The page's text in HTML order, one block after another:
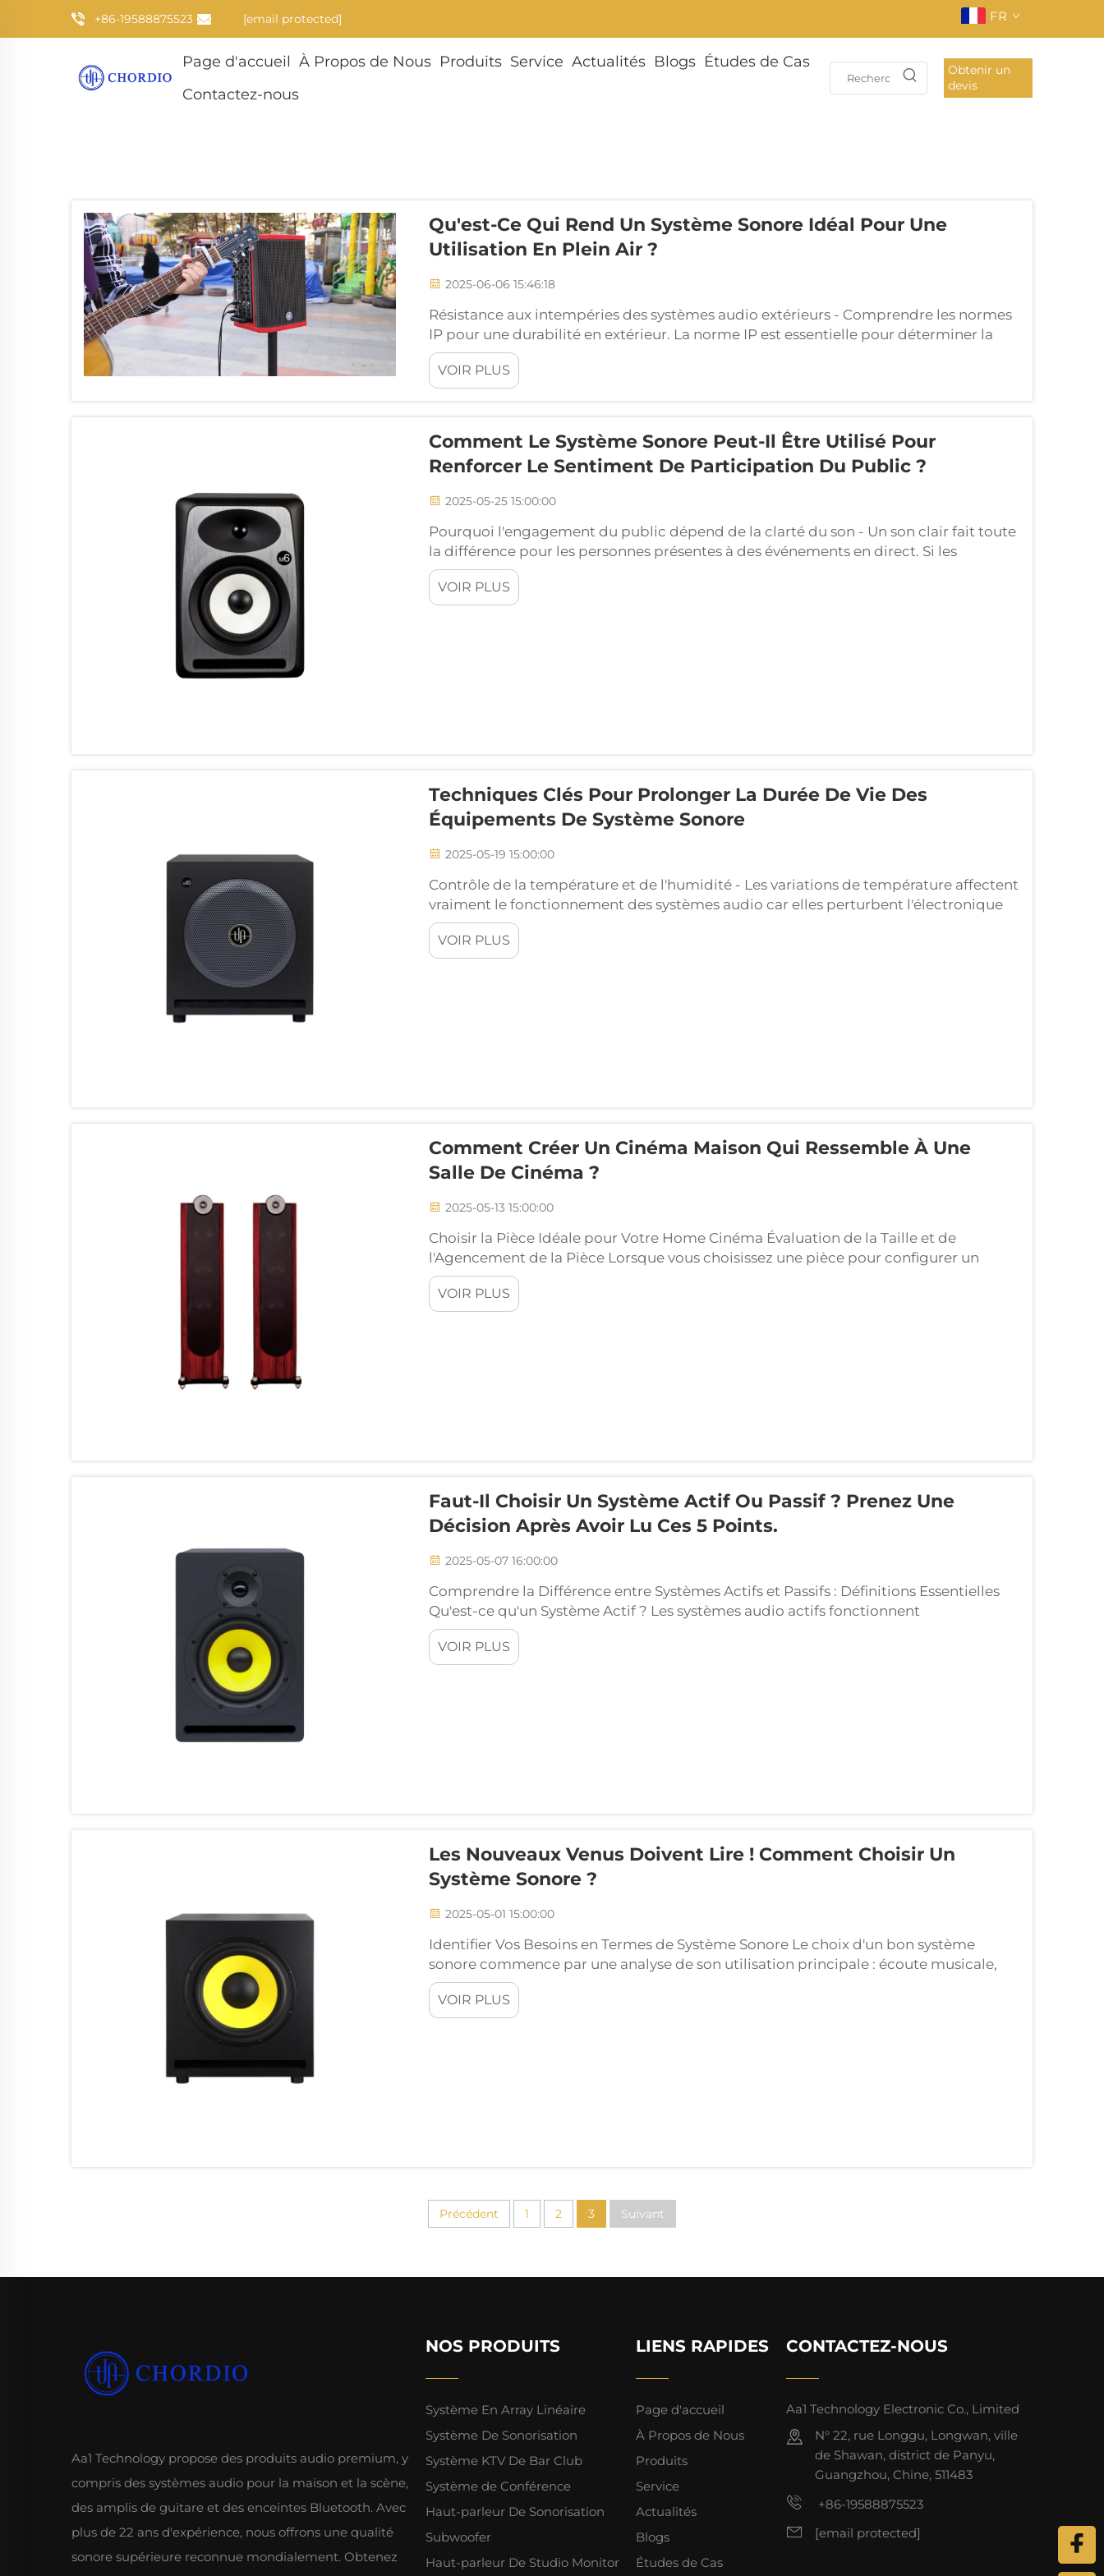
+86-19588875523 [email protected] FR
Page d'accueil À Propos de Nous Produits Service Actualités Blogs Études de Cas
Contactez-nous
Obtenir un
devis
Qu'est-Ce Qui Rend Un Système Sonore Idéal Pour Une
Utilisation En Plein Air ?
2025-06-06 15:46:18
Résistance aux intempéries des systèmes audio extérieurs - Comprendre les normes
IP pour une durabilité en extérieur. La norme IP est essentielle pour déterminer la
longévité des systèmes audio extérieurs. Ces indices de protection contre les
intrusions indiquent simplement à quel point le système est protégé...
VOIR PLUS
Comment Le Système Sonore Peut-Il Être Utilisé Pour
Renforcer Le Sentiment De Participation Du Public ?
2025-05-25 15:00:00
Pourquoi l'engagement du public dépend de la clarté du son - Un son clair fait toute
la différence pour les personnes présentes à des événements en direct. Si les
spectateurs ont du mal à entendre ce qui se passe ou manquent des parties de
l'audio, ils ne pourront pas vivre l'expérience de la même manière. La qualité audio...
VOIR PLUS
Techniques Clés Pour Prolonger La Durée De Vie Des
Équipements De Système Sonore
2025-05-19 15:00:00
Contrôle de la température et de l'humidité - Les variations de température affectent
vraiment le fonctionnement des systèmes audio car elles perturbent l'électronique
interne. Lorsque la température augmente ou diminue trop, des composants tels
que les condensateurs et les résistances commencent à se dégrader avec le temps...
VOIR PLUS
Comment Créer Un Cinéma Maison Qui Ressemble À Une
Salle De Cinéma ?
2025-05-13 15:00:00
Choisir la Pièce Idéale pour Votre Home Cinéma Évaluation de la Taille et de
l'Agencement de la Pièce Lorsque vous choisissez une pièce pour configurer un
home cinéma, commencez par examiner sa taille réelle et déterminer quel type
d'aménagement serait le plus approprié. La pièce doit disposer d'un espace suffisant
pour accueillir confortablement les sièges, les écrans et les équipements audio, tout
VOIR PLUS
Faut-Il Choisir Un Système Actif Ou Passif ? Prenez Une
Décision Après Avoir Lu Ces 5 Points.
2025-05-07 16:00:00
Comprendre la Différence entre Systèmes Actifs et Passifs : Définitions Essentielles
Qu'est-ce qu'un Système Actif ? Les systèmes audio actifs fonctionnent
différemment car ils intègrent des composants alimentés qui amplifient le son avant
qu'il n'atteigne les haut-parleurs. Cela signifie généralement que chaque haut-
parleur dispose de son propre amplificateur intégré, ce qui permet une meilleure
VOIR PLUS
Les Nouveaux Venus Doivent Lire ! Comment Choisir Un
Système Sonore ?
2025-05-01 15:00:00
Identifier Vos Besoins en Termes de Système Sonore Le choix d'un bon système
sonore commence par une analyse de son utilisation principale : écoute musicale,
visionnage de films, ou les deux. Lorsqu'une personne écoute régulièrement de la
musique, elle a souvent besoin d'une meilleure clarté des médiums et d'une réponse
en fréquence plus large, tandis que pour le visionnage de films, l'immersion et les
VOIR PLUS
Précédent 1 2 3 Suivant
Aa1 Technology propose des produits audio premium, y
compris des systèmes audio pour la maison et la scène,
des amplis de guitare et des enceintes Bluetooth. Avec
plus de 22 ans d'expérience, nous offrons une qualité
sonore supérieure reconnue mondialement. Obtenez
NOS PRODUITS
Système En Array Linéaire
Système De Sonorisation
Système KTV De Bar Club
Système de Conférence
Haut-parleur De Sonorisation
Subwoofer
Haut-parleur De Studio Monitor
LIENS RAPIDES
Page d'accueil
À Propos de Nous
Produits
Service
Actualités
Blogs
Études de Cas
CONTACTEZ-NOUS
Aa1 Technology Electronic Co., Limited
N° 22, rue Longgu, Longwan, ville
de Shawan, district de Panyu,
Guangzhou, Chine, 511483
+86-19588875523
[email protected]